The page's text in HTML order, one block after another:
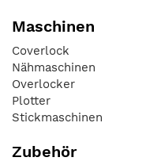
Maschinen
Coverlock
Nähmaschinen
Overlocker
Plotter
Stickmaschinen
Zubehör